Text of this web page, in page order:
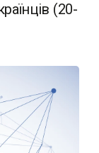
(20-